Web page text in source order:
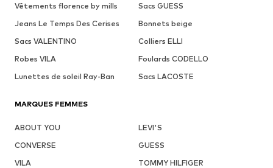
Vêtements florence by mills
Sacs GUESS
Jeans Le Temps Des Cerises
Bonnets beige
Sacs VALENTINO
Colliers ELLI
Robes VILA
Foulards CODELLO
Lunettes de soleil Ray-Ban
Sacs LACOSTE
MARQUES FEMMES
ABOUT YOU
LEVI'S
CONVERSE
GUESS
VILA
TOMMY HILFIGER